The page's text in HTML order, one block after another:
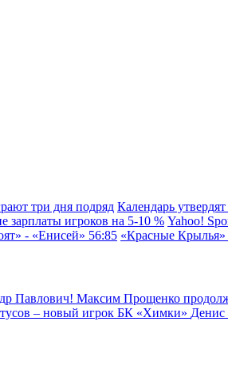
три дня подряд Календарь
игроков на 5-10 % Yahoo!
- «Енисей» 56:85 «Красные
Павлович! Максим Прощенко
– новый игрок БК «Химки» Денис